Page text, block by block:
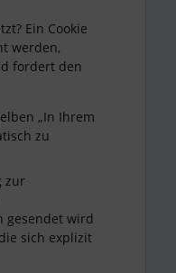
Ein Cookie
werden,
fordert den
„In Ihrem
zu
zur
gesendet wird
sich explizit